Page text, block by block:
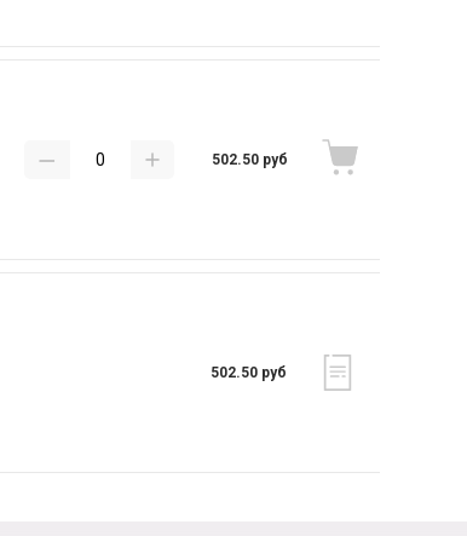
502.50 руб
502.50 руб